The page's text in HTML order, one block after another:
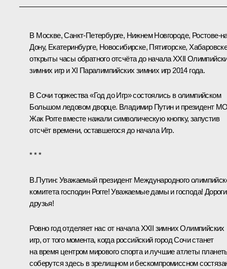
В Москве, Санкт-Петербурге, Нижнем Новгороде, Ростове-
Дону, Екатеринбурге, Новосибирске, Пятигорске,
открыты часы обратного отсчёта до начала XXII
зимних игр и XI Паралимпийских зимних игр 2014 года.
В Сочи торжества «Год до Игр» состоялись в олимпийском
Большом ледовом дворце. Владимир Путин и президент
Жак Рогге вместе нажали символическую кнопку, запустив
отсчёт времени, оставшегося до начала Игр.
* * *
В.Путин: Уважаемый президент Международного
комитета господин Рогге! Уважаемые дамы и господа!
друзья!
Ровно год отделяет нас от начала XXII зимних Олимпийских
игр, от того момента, когда российский город Сочи станет
на время центром мирового спорта и лучшие атлеты
соберутся здесь в зрелищном и бескомпромиссном